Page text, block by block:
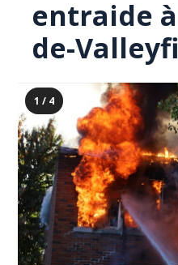
entraide
de-
1 / 4